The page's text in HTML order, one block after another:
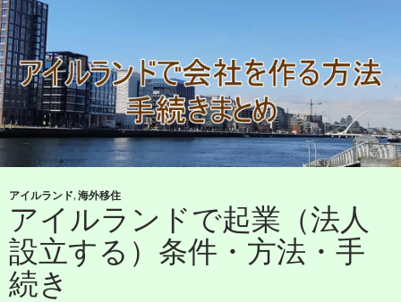
キ
ッ
プ
アイルランド,海外移住
アイルランドで起業（法人
設立する）条件・方法・手
続き